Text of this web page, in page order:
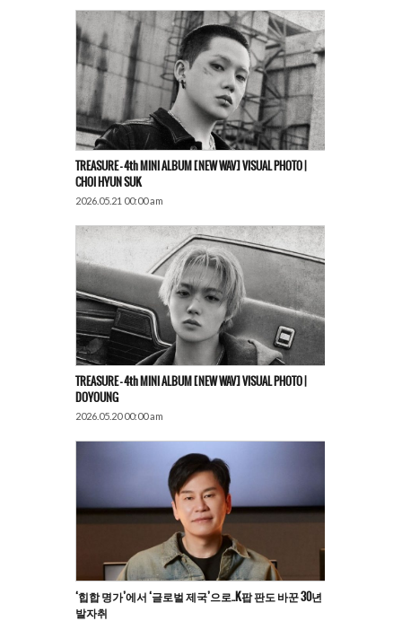
TREASURE – 4th MINI ALBUM [NEW WAV] VISUAL PHOTO |
CHOI HYUN SUK
2026.05.21 00:00 am
TREASURE – 4th MINI ALBUM [NEW WAV] VISUAL PHOTO |
DOYOUNG
2026.05.20 00:00 am
‘힙합 명가’에서 ‘글로벌 제국’으로..K팝 판도 바꾼 30년
발자취